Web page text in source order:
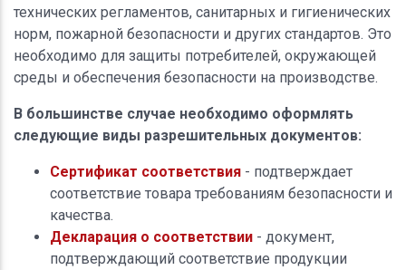
технических регламентов, санитарных и гигиенических
норм, пожарной безопасности и других стандартов. Это
необходимо для защиты потребителей, окружающей
среды и обеспечения безопасности на производстве.
В большинстве случае необходимо оформлять
следующие виды разрешительных документов:
Сертификат соответствия - подтверждает
соответствие товара требованиям безопасности и
качества.
Декларация о соответствии - документ,
подтверждающий соответствие продукции